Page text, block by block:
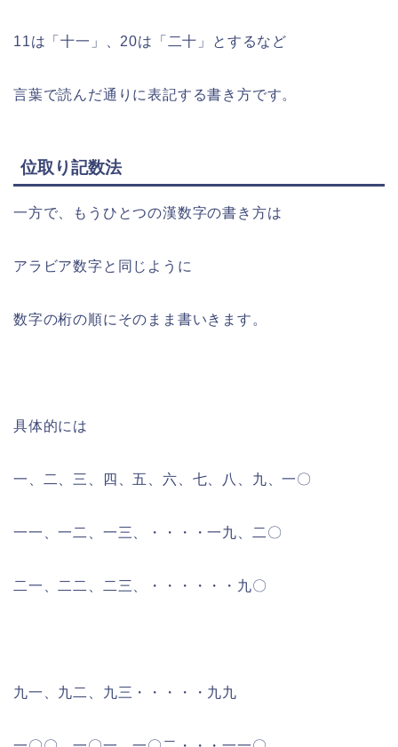
11は「十一」、20は「二十」とするなど
言葉で読んだ通りに表記する書き方です。
位取り記数法
一方で、もうひとつの漢数字の書き方は
アラビア数字と同じように
数字の桁の順にそのまま書いきます。
具体的には
一、二、三、四、五、六、七、八、九、一〇
一一、一二、一三、・・・・一九、二〇
二一、二二、二三、・・・・・・九〇
九一、九二、九三・・・・・九九